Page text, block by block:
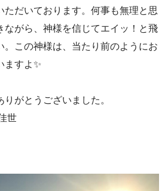
ただいております。何事も無理と思
ながら、神様を信じてエイッ！と飛
。この神様は、当たり前のようにお
ますよ✨
がとうございました。
世